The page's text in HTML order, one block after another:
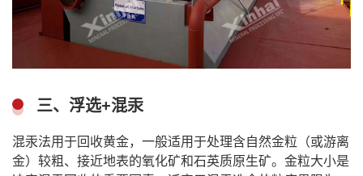
三、浮选+混汞
混汞法用于回收黄金，一般适用于处理含自然金粒（或游离
金）较粗、接近地表的氧化矿和石英质原生矿。金粒大小是